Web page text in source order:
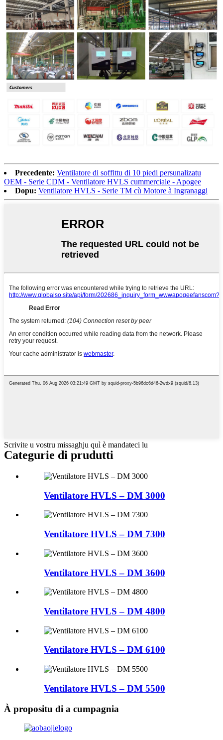
Precedente: Ventilatore di soffittu di 10 piedi persunalizatu
OEM - Serie CDM - Ventilatore HVLS cummerciale - Apogee
Dopu: Ventilatore HVLS - Serie TM cù Motore à Ingranaggi
Scrivite u vostru missaghju quì è mandateci lu
Categurie di prudutti
Ventilatore HVLS – DM 3000
Ventilatore HVLS – DM 7300
Ventilatore HVLS – DM 3600
Ventilatore HVLS – DM 4800
Ventilatore HVLS – DM 6100
Ventilatore HVLS – DM 5500
À propositu di a cumpagnia